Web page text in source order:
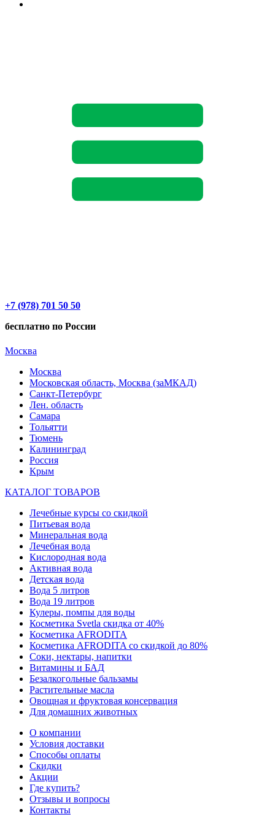
+7 (978) 701 50 50
бесплатно по России
Москва
Москва
Московская область, Москва (заМКАД)
Санкт-Петербург
Лен. область
Самара
Тольятти
Тюмень
Калининград
Россия
Крым
КАТАЛОГ ТОВАРОВ
Лечебные курсы со скидкой
Питьевая вода
Минеральная вода
Лечебная вода
Кислородная вода
Активная вода
Детская вода
Вода 5 литров
Вода 19 литров
Кулеры, помпы для воды
Косметика Svetla скидка от 40%
Косметика AFRODITA
Косметика AFRODITA со скидкой до 80%
Соки, нектары, напитки
Витамины и БАД
Безалкогольные бальзамы
Растительные масла
Овощная и фруктовая консервация
Для домашних животных
О компании
Условия доставки
Способы оплаты
Скидки
Акции
Где купить?
Отзывы и вопросы
Контакты